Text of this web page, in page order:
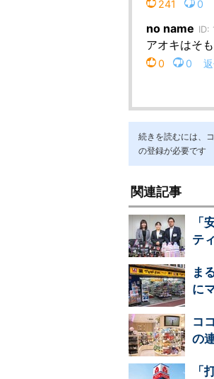
続きを読むには、
の登録が必要です
関連記事
「
テ
ま
に
コ
の
「